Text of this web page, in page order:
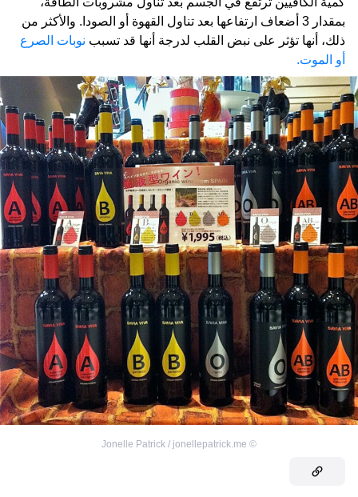
بمقدار 3 أضعاف ارتفاعها بعد تناول القهوة أو الصودا. والأكثر من
ذلك، أنها تؤثر على نبض القلب لدرجة أنها قد تسبب نوبات الصرع
أو الموت.
©
Jonelle Patrick / jonellepatrick.me